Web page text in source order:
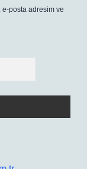
e-posta adresim ve